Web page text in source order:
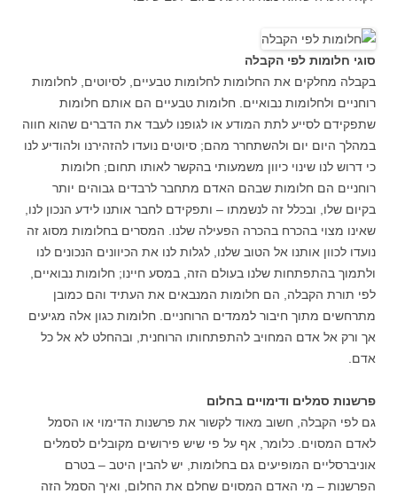
סוגי חלומות לפי הקבלה
בקבלה מחלקים את החלומות לחלומות טבעיים, לסיוטים, לחלומות
רוחניים ולחלומות נבואיים. חלומות טבעיים הם אותם חלומות
שתפקידם לסייע לתת המודע או לגופנו לעבד את הדברים שהוא חווה
במהלך היום יום ולהשתחרר מהם; סיוטים נועדו להזהירנו ולהודיע לנו
כי דרוש לנו שינוי כיוון משמעותי בהקשר לאותו תחום; חלומות
רוחניים הם חלומות שבהם האדם מתחבר לרבדים גבוהים יותר
בקיום שלו, ובכלל זה לנשמתו – ותפקידם לחבר אותנו לידע הנכון לנו,
שאינו מצוי בהכרח בהכרה הפעילה שלנו. המסרים בחלומות מסוג זה
נועדו לכוון אותנו אל הטוב שלנו, לגלות לנו את הכיוונים הנכונים לנו
ולתמוך בהתפתחות שלנו בעולם הזה, במסע חיינו; חלומות נבואיים,
לפי תורת הקבלה, הם חלומות המנבאים את העתיד והם כמובן
מתרחשים מתוך חיבור לממדים הרוחניים. חלומות כגון אלה מגיעים
אך ורק אל אדם המחויב להתפתחותו הרוחנית, ובהחלט לא אל כל
אדם.
פרשנות סמלים ודימויים בחלום
גם לפי הקבלה, חשוב מאוד לקשור את פרשנות הדימוי או הסמל
לאדם המסוים. כלומר, אף על פי שיש פירושים מקובלים לסמלים
אוניברסליים המופיעים גם בחלומות, יש להבין היטב – בטרם
הפרשנות – מי האדם המסוים שחלם את החלום, ואיך הסמל הזה